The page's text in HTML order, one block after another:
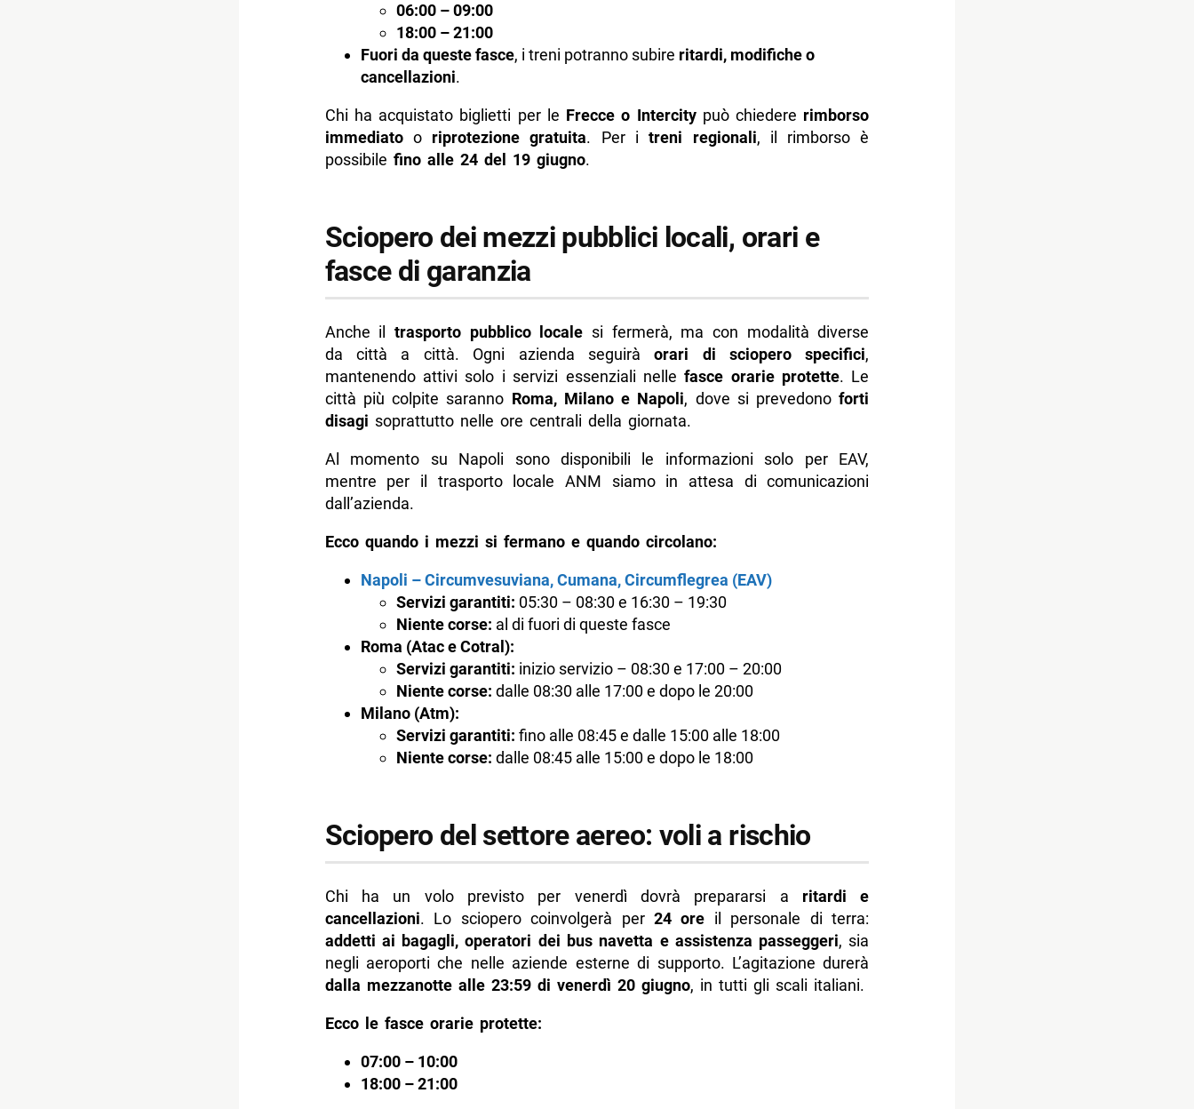
06:00 – 09:00
18:00 – 21:00
Fuori da queste fasce, i treni potranno subire ritardi, modifiche o
cancellazioni.
Chi ha acquistato biglietti per le Frecce o Intercitypuò chiedere rimborso
immediatoo riprotezione gratuita. Per itreni regionali, il rimborso è
possibile fino alle 24 del 19 giugno.
Sciopero dei mezzi pubblici locali, orari e
fasce di garanzia
Anche il trasporto pubblico locale si fermerà, ma con modalità diverse
da città a città. Ogni azienda seguiràorari di sciopero specifici,
mantenendo attivi solo i servizi essenziali nellefasce orarie protette. Le
città più colpite saranno Roma, Milano e Napoli, dove si prevedonoforti
disagi soprattutto nelle ore centrali della giornata.
Al momento su Napoli sono disponibili le informazioni solo per EAV,
mentre per il trasporto locale ANM siamo in attesa di comunicazioni
dall’azienda.
Ecco quando i mezzi si fermano e quando circolano:
Napoli – Circumvesuviana, Cumana, Circumflegrea (EAV)
Servizi garantiti: 05:30 – 08:30 e 16:30 – 19:30
Niente corse: al di fuori di queste fasce
Roma (Atac e Cotral):
Servizi garantiti: inizio servizio – 08:30 e 17:00 – 20:00
Niente corse: dalle 08:30 alle 17:00 e dopo le 20:00
Milano (Atm):
Servizi garantiti: fino alle 08:45 e dalle 15:00 alle 18:00
Niente corse: dalle 08:45 alle 15:00 e dopo le 18:00
Sciopero del settore aereo: voli a rischio
Chi ha un volo previsto per venerdì dovrà prepararsi a ritardi e
cancellazioni. Lo sciopero coinvolgerà per 24 ore il personale di terra:
addetti ai bagagli, operatori dei bus navetta e assistenza passeggeri, sia
negli aeroporti che nelle aziende esterne di supporto. L’agitazione durerà
dalla mezzanotte alle 23:59 di venerdì 20 giugno, in tutti gli scali italiani.
Ecco le fasce orarie protette:
07:00 – 10:00
18:00 – 21:00